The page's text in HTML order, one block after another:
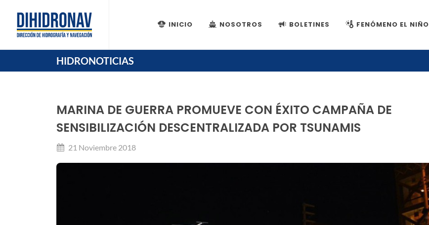
INICIO NOSOTROS BOLETINES FENÓMENO EL NIÑO
HIDRONOTICIAS
MARINA DE GUERRA PROMUEVE CON ÉXITO CAMPAÑA DE
SENSIBILIZACIÓN DESCENTRALIZADA POR TSUNAMIS
21 Noviembre 2018